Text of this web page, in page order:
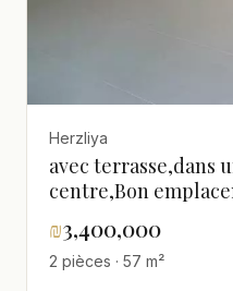
Herzliya
avec terrasse,dans
centre,Bon
₪3,400,000
2 pièces · 57 m²